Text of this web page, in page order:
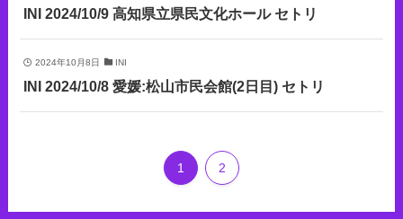
INI 2024/10/9 高知県立県民文化ホール セトリ
2024年10月8日 INI
INI 2024/10/8 愛媛:松山市民会館(2日目) セトリ
1 2